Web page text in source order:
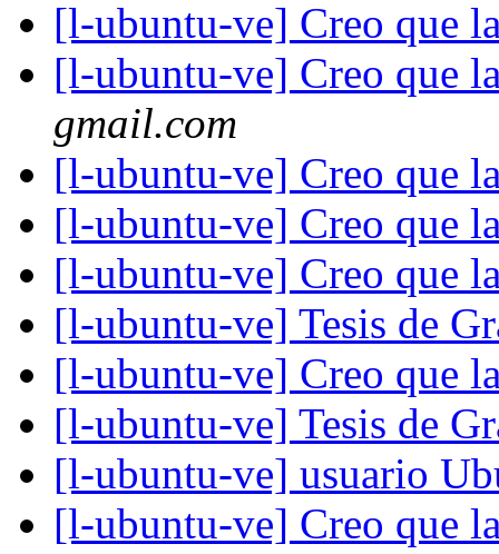
[l-ubuntu-ve] Creo que
[l-ubuntu-ve] Creo que
gmail.com
[l-ubuntu-ve] Creo que
[l-ubuntu-ve] Creo que
[l-ubuntu-ve] Creo que
[l-ubuntu-ve] Tesis de
[l-ubuntu-ve] Creo que
[l-ubuntu-ve] Tesis de
[l-ubuntu-ve] usuario
[l-ubuntu-ve] Creo que